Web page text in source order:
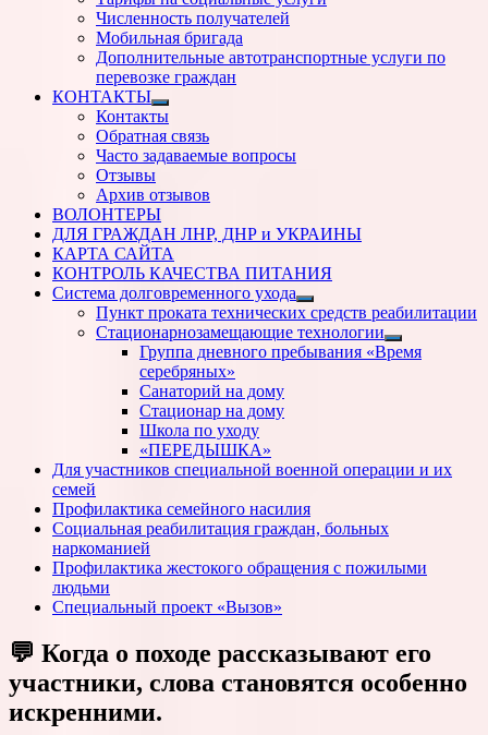
Численность получателей
Мобильная бригада
Дополнительные автотранспортные услуги по
перевозке граждан
КОНТАКТЫ
Показать
подменю
Контакты
Обратная связь
Часто задаваемые вопросы
Отзывы
Архив отзывов
ВОЛОНТЕРЫ
ДЛЯ ГРАЖДАН ЛНР, ДНР и УКРАИНЫ
КАРТА САЙТА
КОНТРОЛЬ КАЧЕСТВА ПИТАНИЯ
Система долговременного ухода
Показать
подменю
Пункт проката технических средств реабилитации
Стационарнозамещающие технологии
Показать
подменю
Группа дневного пребывания «Время
серебряных»
Санаторий на дому
Стационар на дому
Школа по уходу
«ПЕРЕДЫШКА»
Для участников специальной военной операции и их
семей
Профилактика семейного насилия
Социальная реабилитация граждан, больных
наркоманией
Профилактика жестокого обращения с пожилыми
людьми
Специальный проект «Вызов»
💬 Когда о походе рассказывают его
участники, слова становятся особенно
искренними.